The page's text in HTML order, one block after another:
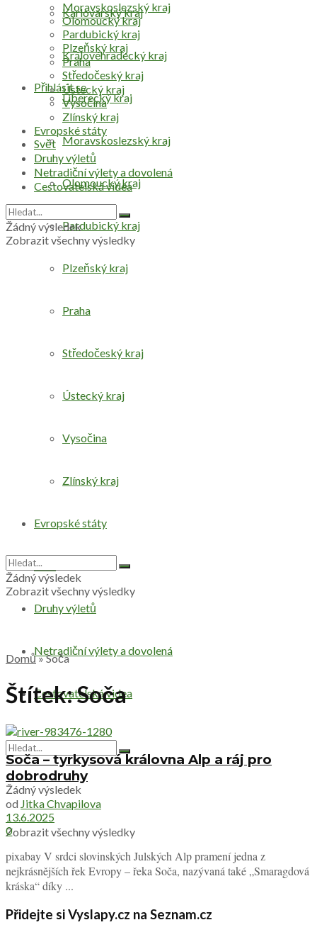
Přihlásit se
Karlovarský kraj
Královéhradecký kraj
Liberecký kraj
Moravskoslezský kraj
Olomoucký kraj
Pardubický kraj
Plzeňský kraj
Praha
Středočeský kraj
Ústecký kraj
Vysočina
Zlínský kraj
Evropské státy
Svět
Druhy výletů
Netradiční výlety a dovolená
Cestovatelská videa
Žádný výsledek
Zobrazit všechny výsledky
Moravskoslezský kraj
Olomoucký kraj
Pardubický kraj
Plzeňský kraj
Praha
Středočeský kraj
Ústecký kraj
Vysočina
Zlínský kraj
Evropské státy
Svět
Druhy výletů
Netradiční výlety a dovolená
Cestovatelská videa
Žádný výsledek
Zobrazit všechny výsledky
Žádný výsledek
Zobrazit všechny výsledky
Domů»Soča
Štítek:Soča
Soča – tyrkysová královna Alp a ráj pro
dobrodruhy
od Jitka Chvapilova
13.6.2025
0
pixabay V srdci slovinských Julských Alp pramení jedna z
nejkrásnějších řek Evropy – řeka Soča, nazývaná také „Smaragdová
kráska“ díky ...
Přidejte si Vyslapy.cz na Seznam.cz